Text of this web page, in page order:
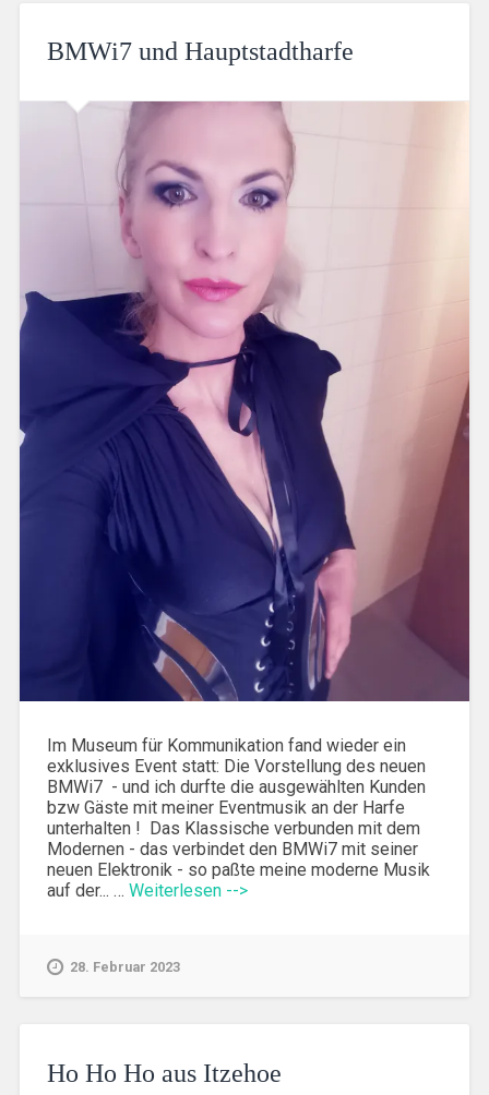
BMWi7 und Hauptstadtharfe
Im Museum für Kommunikation fand wieder ein
exklusives Event statt: Die Vorstellung des neuen
BMWi7 - und ich durfte die ausgewählten Kunden
bzw Gäste mit meiner Eventmusik an der Harfe
unterhalten ! Das Klassische verbunden mit dem
Modernen - das verbindet den BMWi7 mit seiner
neuen Elektronik - so paßte meine moderne Musik
auf der... … Weiterlesen -->
28. Februar 2023
Ho Ho Ho aus Itzehoe